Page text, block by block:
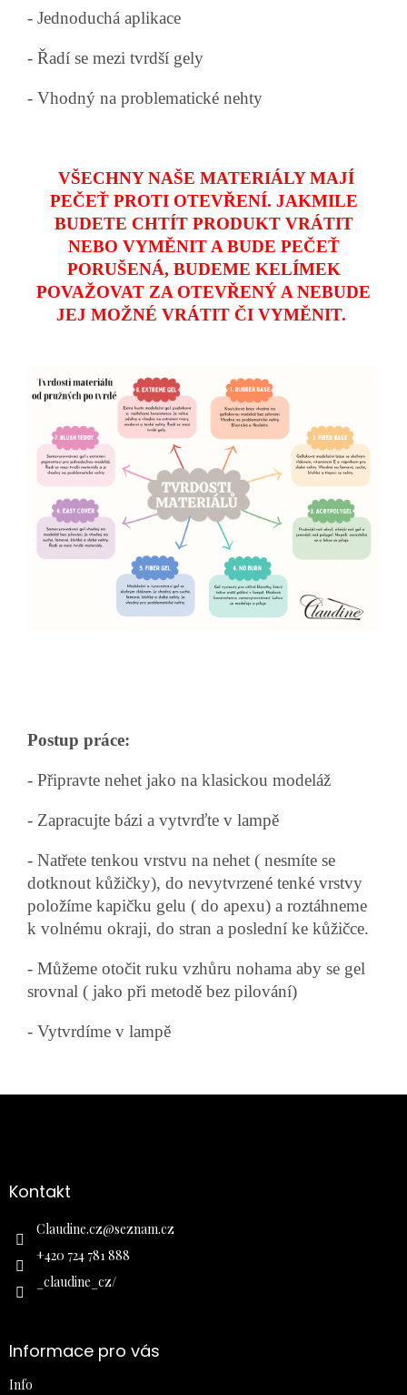
- Jednoduchá aplikace
- Řadí se mezi tvrdší gely
- Vhodný na problematické nehty
VŠECHNY NAŠE MATERIÁLY MAJÍ
PEČEŤ PROTI OTEVŘENÍ. JAKMILE
BUDETE CHTÍT PRODUKT VRÁTIT
NEBO VYMĚNIT A BUDE PEČEŤ
PORUŠENÁ, BUDEME KELÍMEK
POVAŽOVAT ZA OTEVŘENÝ A NEBUDE
JEJ MOŽNÉ VRÁTIT ČI VYMĚNIT.
Postup práce:
- Připravte nehet jako na klasickou modeláž
- Zapracujte bázi a vytvrďte v lampě
- Natřete tenkou vrstvu na nehet ( nesmíte se
dotknout kůžičky), do nevytvrzené tenké vrstvy
položíme kapičku gelu ( do apexu) a roztáhneme
k volnému okraji, do stran a poslední ke kůžičce.
- Můžeme otočit ruku vzhůru nohama aby se gel
srovnal ( jako při metodě bez pilování)
- Vytvrdíme v lampě
aKontakt
Claudine.cz@seznam.cz
+420 724 781 888
_claudine_cz/
Informace pro vás
Info